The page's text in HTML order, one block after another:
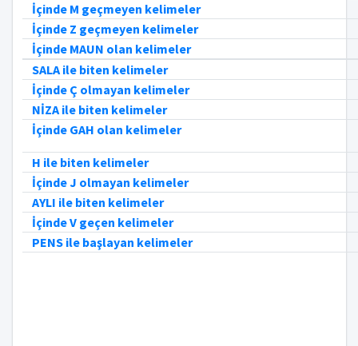
İçinde M geçmeyen kelimeler
İçinde Z geçmeyen kelimeler
İçinde MAUN olan kelimeler
SALA ile biten kelimeler
İçinde Ç olmayan kelimeler
NİZA ile biten kelimeler
İçinde GAH olan kelimeler
H ile biten kelimeler
İçinde J olmayan kelimeler
AYLI ile biten kelimeler
İçinde V geçen kelimeler
PENS ile başlayan kelimeler